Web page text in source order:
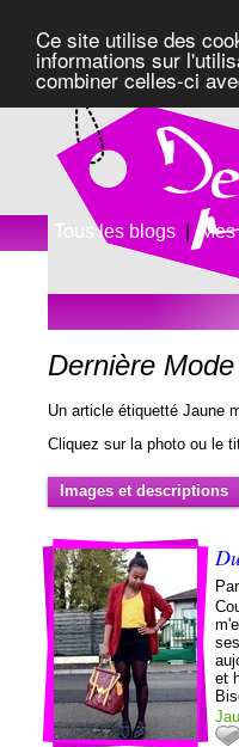
Ce site utilise des
informations sur
combiner celles-ci
Tous les blogs |
Dernière
Un article étiquetté Jaune
Cliquez sur la photo ou le
Images et descriptions
et